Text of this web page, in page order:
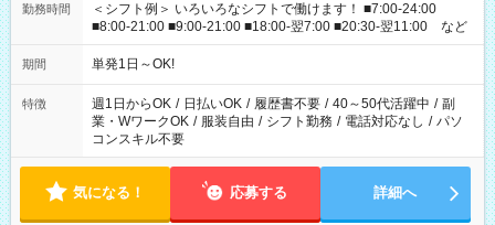
勤務時間
＜シフト例＞ いろいろなシフトで働けます！ ■7:00-24:00
■8:00-21:00 ■9:00-21:00 ■18:00-翌7:00 ■20:30-翌11:00 など
期間 単発1日～OK!
特徴 週1日からOK / 日払いOK / 履歴書不要 / 40～50代活躍中 / 副
業・WワークOK / 服装自由 / シフト勤務 / 電話対応なし / パソ
コンスキル不要
気になる！ 応募する 詳細へ